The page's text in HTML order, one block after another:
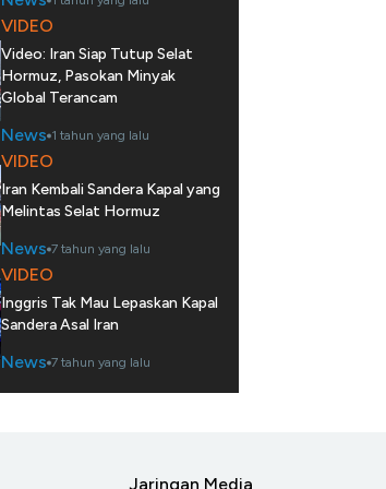
VIDEO
Video: Iran Siap Tutup Selat
Hormuz, Pasokan Minyak
Global Terancam
News 1 tahun yang lalu
VIDEO
Iran Kembali Sandera Kapal yang
Melintas Selat Hormuz
News 7 tahun yang lalu
VIDEO
Inggris Tak Mau Lepaskan Kapal
Sandera Asal Iran
News 7 tahun yang lalu
Jaringan Media